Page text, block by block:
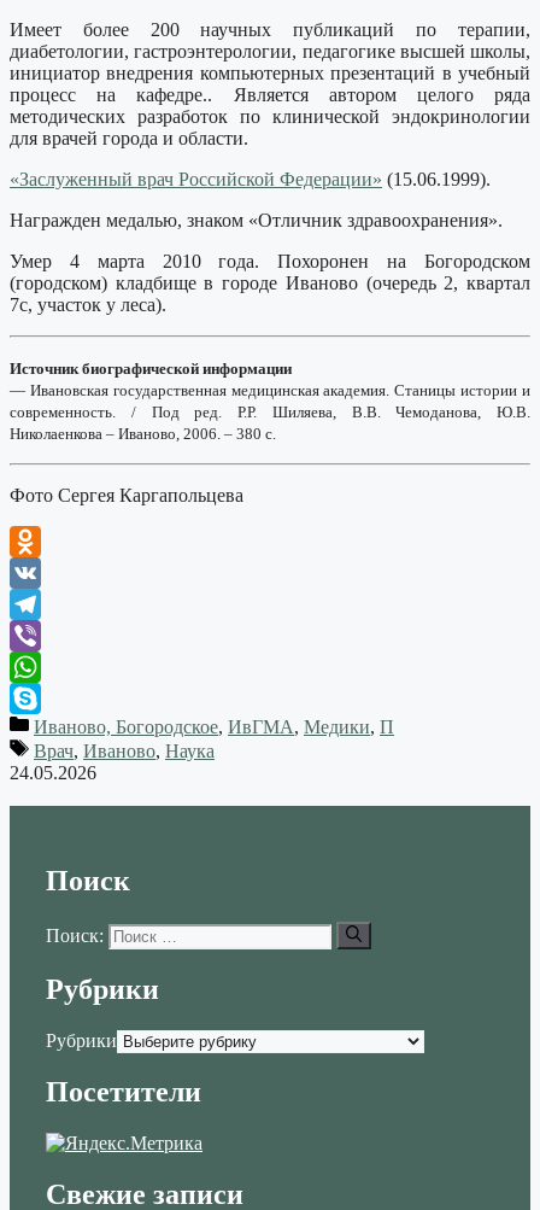
Имеет более 200 научных публикаций по терапии,
диабетологии, гастроэнтерологии, педагогике высшей школы,
инициатор внедрения компьютерных презентаций в учебный
процесс на кафедре.. Является автором целого ряда
методических разработок по клинической эндокринологии
для врачей города и области.
«Заслуженный врач Российской Федерации» (15.06.1999).
Награжден медалью, знаком «Отличник здравоохранения».
Умер 4 марта 2010 года. Похоронен на Богородском
(городском) кладбище в городе Иваново (очередь 2, квартал
7с, участок у леса).
Источник биографической информации
— Ивановская государственная медицинская академия. Станицы истории и
современность. / Под ред. Р.Р. Шиляева, В.В. Чемоданова, Ю.В.
Николаенкова – Иваново, 2006. – 380 с.
Фото Сергея Каргапольцева
Odnoklassniki
VK
Telegram
Viber
WhatsApp
SkypeИваново, Богородское, ИвГМА, Медики, П
Врач, Иваново, Наука
24.05.2026
Поиск
Поиск:
Рубрики
Рубрики
Посетители
Свежие записи